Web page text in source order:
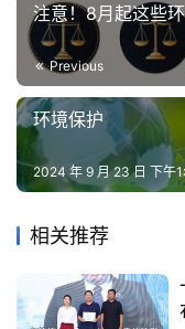
注意！8月起这些
Previous
环境保护
2024 年 9 月 23 日 下午
相关推荐